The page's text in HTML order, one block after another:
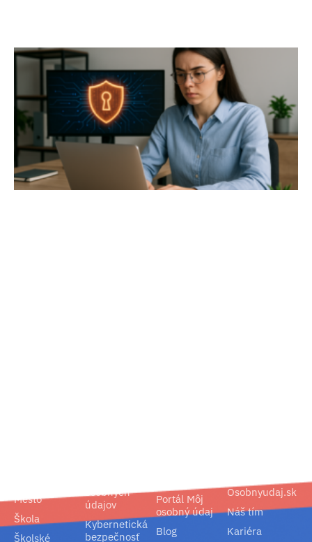
Mesto
Škola
Školské
osobných
údajov
Kybernetická
bezpečnosť
Portál Môj
osobný údaj
Blog
Osobnyudaj.sk
Náš tím
Kariéra